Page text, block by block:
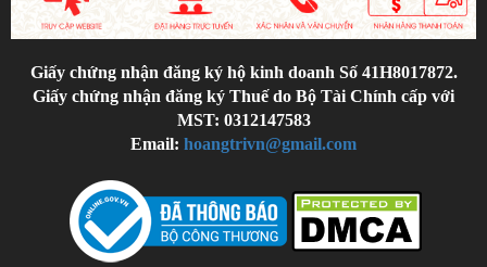
Giấy chứng nhận đăng ký hộ kinh doanh Số 41H8017872.
Giấy chứng nhận đăng ký Thuế do Bộ Tài Chính cấp với
MST: 0312147583
Email: hoangtrivn@gmail.com